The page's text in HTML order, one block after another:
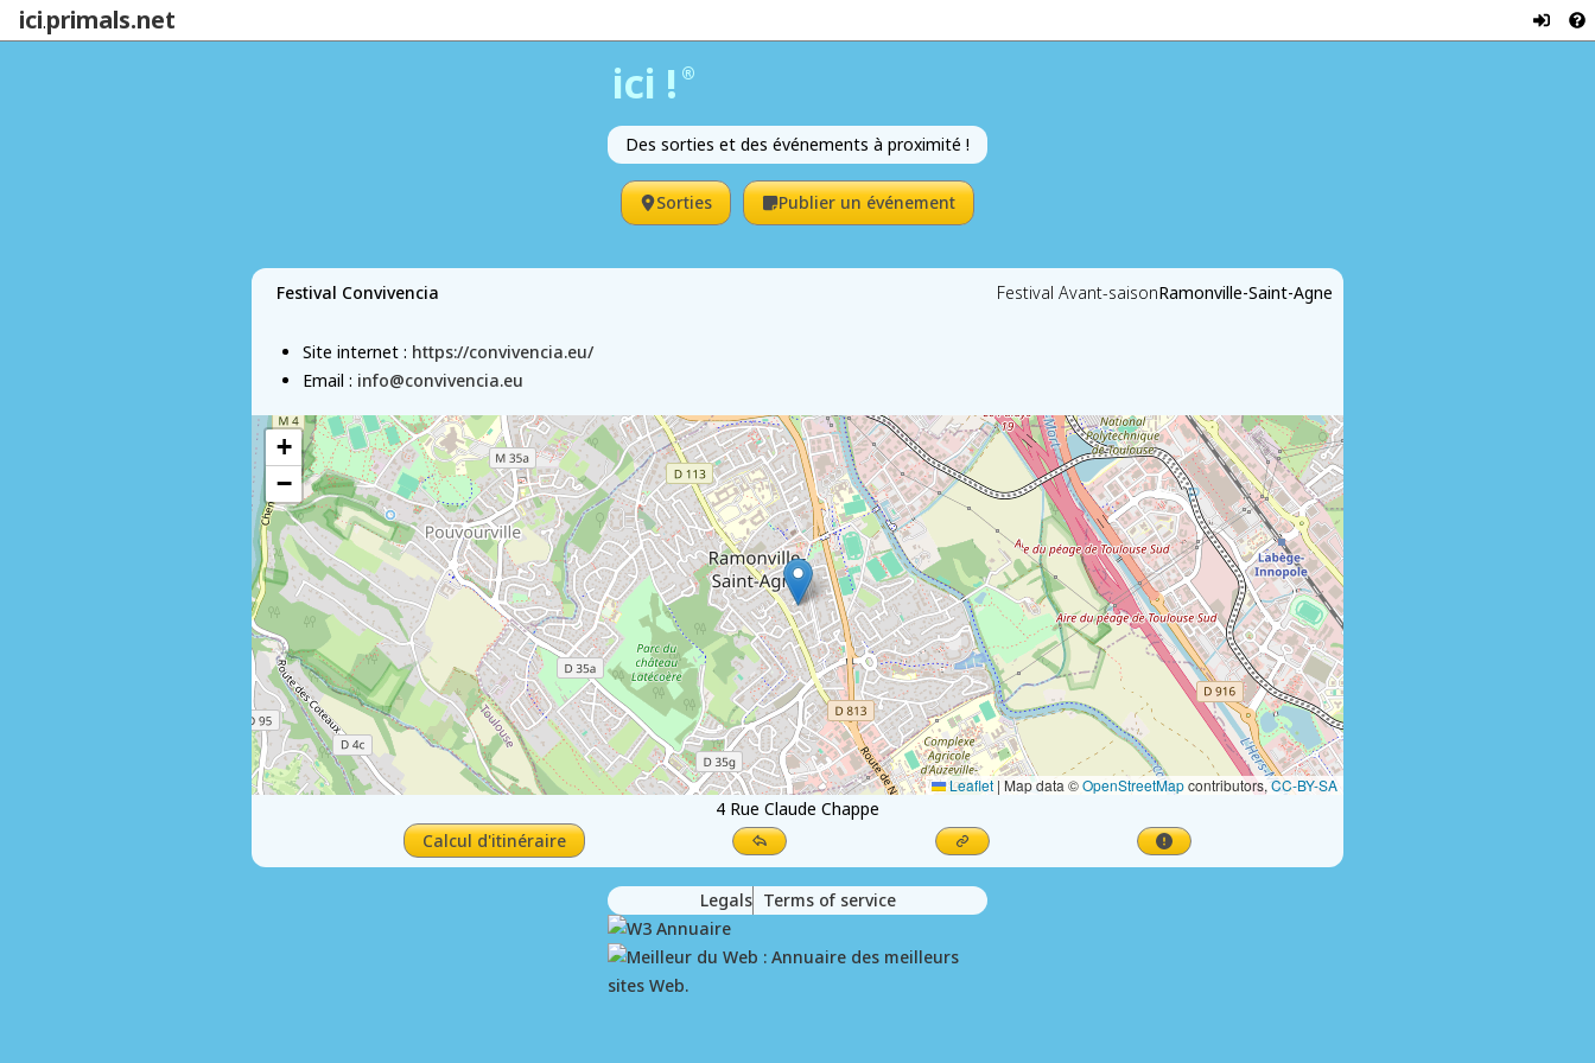
ici.primals.net
ici ! ®
Des sorties et des événements à proximité !
Sorties Publier un événement
Festival Convivencia Festival Avant-saisonRamonville-Saint-Agne
Site internet : https://convivencia.eu/
Email : info@convivencia.eu
+
−
Leaflet | Map data ©OpenStreetMapcontributors,CC-BY-SA
4 Rue Claude Chappe
Calcul d'itinéraire
Legals Terms of service